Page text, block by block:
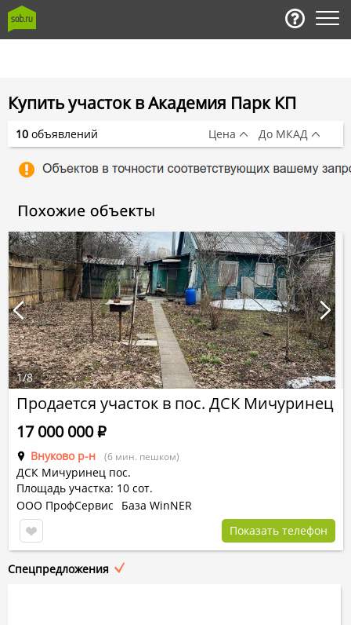
Купить участок в Академия Парк КП
Продается участок в пос. ДСК Мичуринец
Внуково р-н (6 мин. пешком)
ДСК Мичуринец пос.
Площадь участка: 10 сот.
17 000 000Р
ООО ПрофСервис
База WinNER
Показать телефон
1/8
Спецпредложения
10 объявлений Цена До МКАД